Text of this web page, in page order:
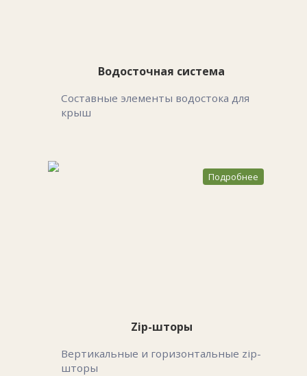
Водосточная система
Составные элементы водостока для
крыш
Подробнее
Zip-шторы
Вертикальные и горизонтальные zip-
шторы